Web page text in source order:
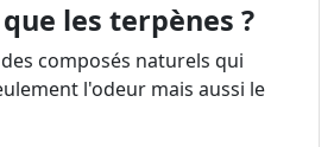
les terpènes ?
composés naturels qui
l'odeur mais aussi le